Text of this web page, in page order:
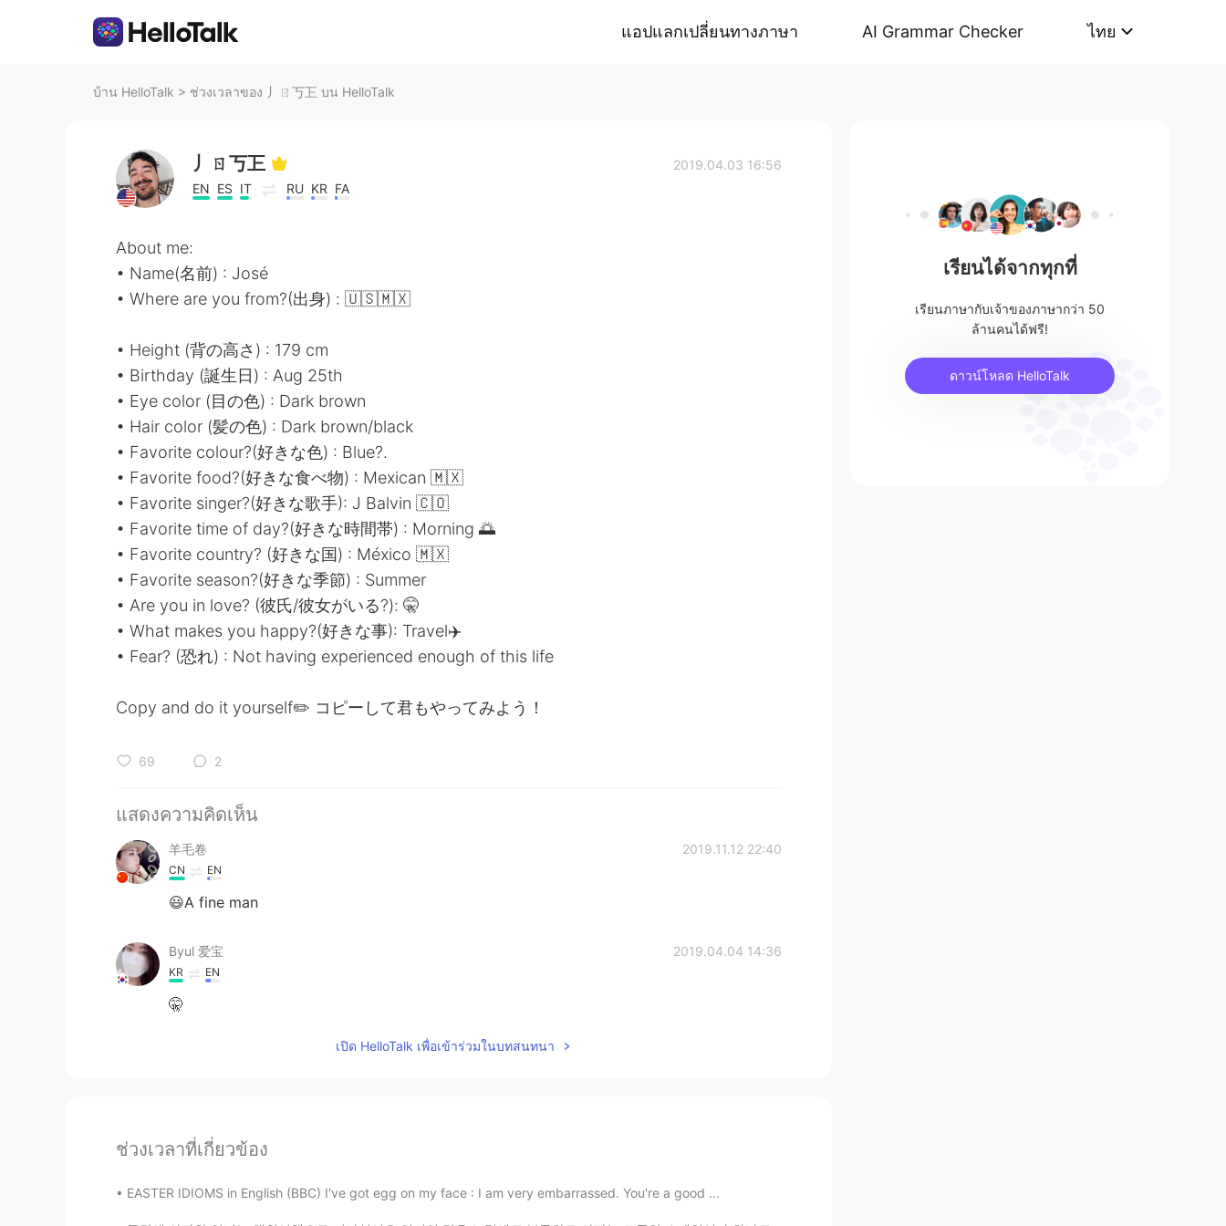
แอปแลกเปลี่ยนทางภาษา AI Grammar Checker ไทย
บ้าน HelloTalk > ช่วงเวลาของ 丿ㄖ丂㠪 บน HelloTalk
丿ㄖ丂㠪
EN ES IT RU KR FA
2019.04.03 16:56
About me:
• Name(名前) : José
• Where are you from?(出身) : 🇺🇸🇲🇽
• Height (背の高さ) : 179 cm
• Birthday (誕生日) : Aug 25th
• Eye color (目の色) : Dark brown
• Hair color (髪の色) : Dark brown/black
• Favorite colour?(好きな色) : Blue?.
• Favorite food?(好きな食べ物) : Mexican 🇲🇽
• Favorite singer?(好きな歌手): J Balvin 🇨🇴
• Favorite time of day?(好きな時間帯) : Morning 🌅
• Favorite country? (好きな国) : México 🇲🇽
• Favorite season?(好きな季節) : Summer
• Are you in love? (彼氏/彼女がいる?): 🤫
• What makes you happy?(好きな事): Travel✈️
• Fear? (恐れ) : Not having experienced enough of this life
Copy and do it yourself✏️ コピーして君もやってみよう！
69 2
แสดงความคิดเห็น
羊毛卷 2019.11.12 22:40
CN EN
😃A fine man
Byul 爱宝 2019.04.04 14:36
KR EN
🤫
เปิด HelloTalk เพื่อเข้าร่วมในบทสนทนา
ช่วงเวลาที่เกี่ยวข้อง
EASTER IDIOMS in English (BBC) I've got egg on my face : I am very embarrassed. You're a good ...
เรียนได้จากทุกที่
เรียนภาษากับเจ้าของภาษากว่า 50
ล้านคนได้ฟรี!
ดาวน์โหลด HelloTalk